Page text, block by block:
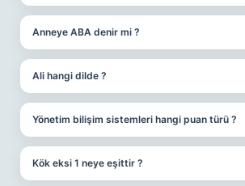
Anneye ABA denir mi ?
Ali hangi dilde ?
Yönetim bilişim sistemleri hangi puan türü ?
Kök eksi 1 neye eşittir ?